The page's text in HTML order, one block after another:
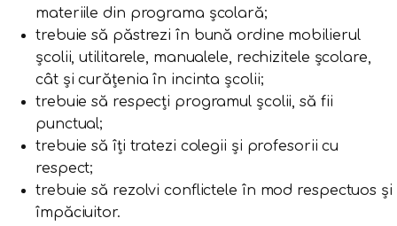
materiile din programa școlară;
trebuie să păstrezi în bună ordine mobilierul
școlii, utilitarele, manualele, rechizitele școlare,
cât și curățenia în incinta școlii;
trebuie să respecți programul școlii, să fii
punctual;
trebuie să îți tratezi colegii și profesorii cu
respect;
trebuie să rezolvi conflictele în mod respectuos și
împăciuitor.